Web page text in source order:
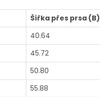
Šířka přes prsa (B)
40.64
45.72
50.80
55.88